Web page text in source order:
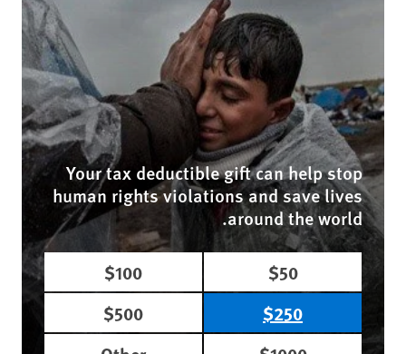
Your tax deductible gift can help stop
human rights violations and save lives
around the world.
$50
$100
$250
$500